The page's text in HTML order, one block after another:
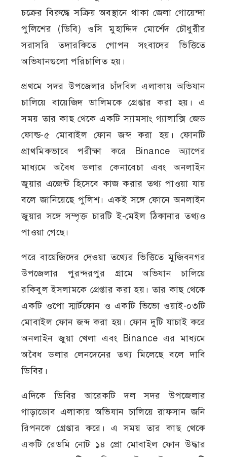
চক্রের বিরুদ্ধে সক্রিয় অবস্থানে থাকা জেলা গোয়েন্দা
পুলিশের (ডিবি) ওসি মুহাদ্দিদ মোর্শেদ চৌধুরীর
সরাসরি তদারকিতে গোপন সংবাদের ভিত্তিতে
অভিযানগুলো পরিচালিত হয়।
প্রথমে সদর উপজেলার চাঁদবিল এলাকায় অভিযান
চালিয়ে বায়েজিদ ডালিমকে গ্রেপ্তার করা হয়। এ
সময় তার কাছ থেকে একটি স্যামসাং গ্যালাক্সি জেড
ফোল্ড-৫ মোবাইল ফোন জব্দ করা হয়। ফোনটি
প্রাথমিকভাবে পরীক্ষা করে Binance অ্যাপের
মাধ্যমে অবৈধ ডলার কেনাবেচা এবং অনলাইন
জুয়ার এজেন্ট হিসেবে কাজ করার তথ্য পাওয়া যায়
বলে জানিয়েছে পুলিশ। একই সঙ্গে ফোনে অনলাইন
জুয়ার সঙ্গে সম্পৃক্ত চারটি ই-মেইল ঠিকানার তথ্যও
পাওয়া গেছে।
পরে বায়েজিদের দেওয়া তথ্যের ভিত্তিতে মুজিবনগর
উপজেলার পুরন্দরপুর গ্রামে অভিযান চালিয়ে
রকিবুল ইসলামকে গ্রেপ্তার করা হয়। তার কাছ থেকে
একটি ওপো স্মার্টফোন ও একটি ভিভো ওয়াই-০৩টি
মোবাইল ফোন জব্দ করা হয়। ফোন দুটি যাচাই করে
অনলাইন জুয়া খেলা এবং Binance এর মাধ্যমে
অবৈধ ডলার লেনদেনের তথ্য মিলেছে বলে দাবি
ডিবির।
এদিকে ডিবির আরেকটি দল সদর উপজেলার
গাড়াডোব এলাকায় অভিযান চালিয়ে রাফসান জনি
রিপনকে গ্রেপ্তার করে। এ সময় তার কাছ থেকে
একটি রেডমি নোট ১৪ প্রো মোবাইল ফোন উদ্ধার